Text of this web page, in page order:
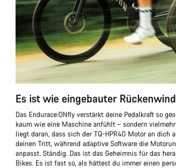
Es ist wie eingebauter Rückenwind
Das Endurace:ONfly verstärkt deine Pedalkraft so
kaum wie eine Maschine anfühlt – sondern
liegt daran, dass sich der TQ-HPR40 Motor an dich
deinen Tritt, während adaptive Software die
anpasst. Ständig. Das ist das Geheimnis für das
Bikes. Es ist fast so, als hättest du immer einen